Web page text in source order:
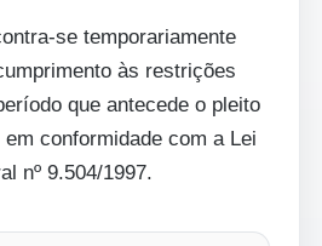
se temporariamente
às restrições
que antecede o pleito
conformidade com a Lei
nº 9.504/1997.